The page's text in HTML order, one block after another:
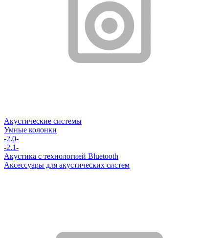
Акустические системы
Умные колонки
-2.0-
-2.1-
Акустика с технологией Bluetooth
Аксессуары для акустических систем